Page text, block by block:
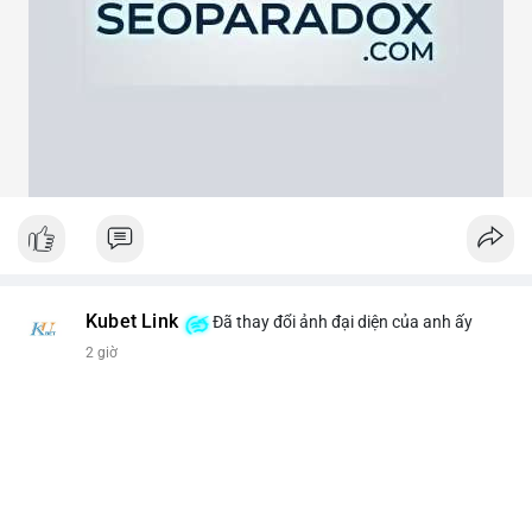
theo cảm xúc, hãy đặt lệnh dựa trên vùng hỗ trợ và kháng cự rõ
Kubet Link Đã thay đổi ảnh đại diện của anh ấy
2 giờ